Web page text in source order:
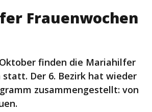
Frauenwochen
Oktober finden die Mariahilfer
statt. Der 6. Bezirk hat wieder
zusammengestellt: von